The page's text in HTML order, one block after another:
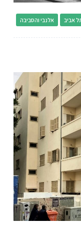
אלנבי והסביבה אביב